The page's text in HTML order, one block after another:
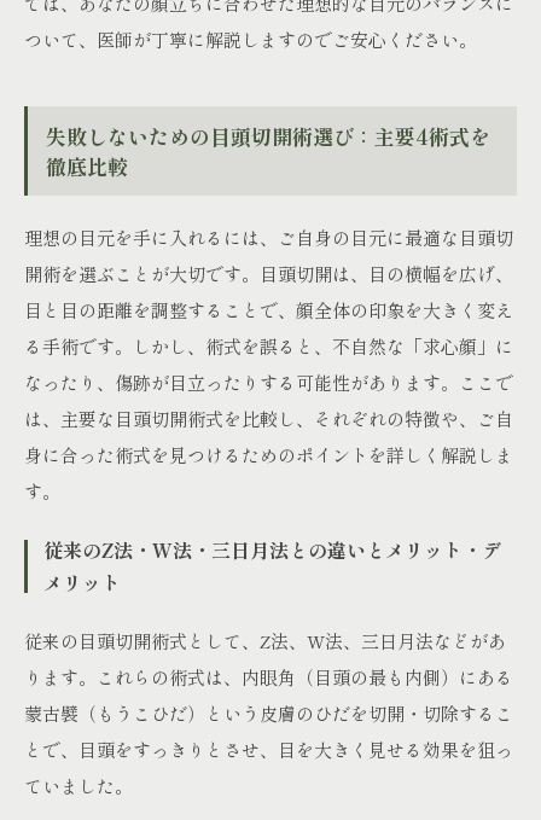
ついて、医師が丁寧に解説しますのでご安心ください。
失敗しないための目頭切開術選び：主要4術式を
徹底比較
理想の目元を手に入れるには、ご自身の目元に最適な目頭切
開術を選ぶことが大切です。目頭切開は、目の横幅を広げ、
目と目の距離を調整することで、顔全体の印象を大きく変え
る手術です。しかし、術式を誤ると、不自然な「求心顔」に
なったり、傷跡が目立ったりする可能性があります。ここで
は、主要な目頭切開術式を比較し、それぞれの特徴や、ご自
身に合った術式を見つけるためのポイントを詳しく解説しま
す。
従来のZ法・W法・三日月法との違いとメリット・デ
メリット
従来の目頭切開術式として、Z法、W法、三日月法などがあ
ります。これらの術式は、内眼角（目頭の最も内側）にある
蒙古襞（もうこひだ）という皮膚のひだを切開・切除するこ
とで、目頭をすっきりとさせ、目を大きく見せる効果を狙っ
ていました。